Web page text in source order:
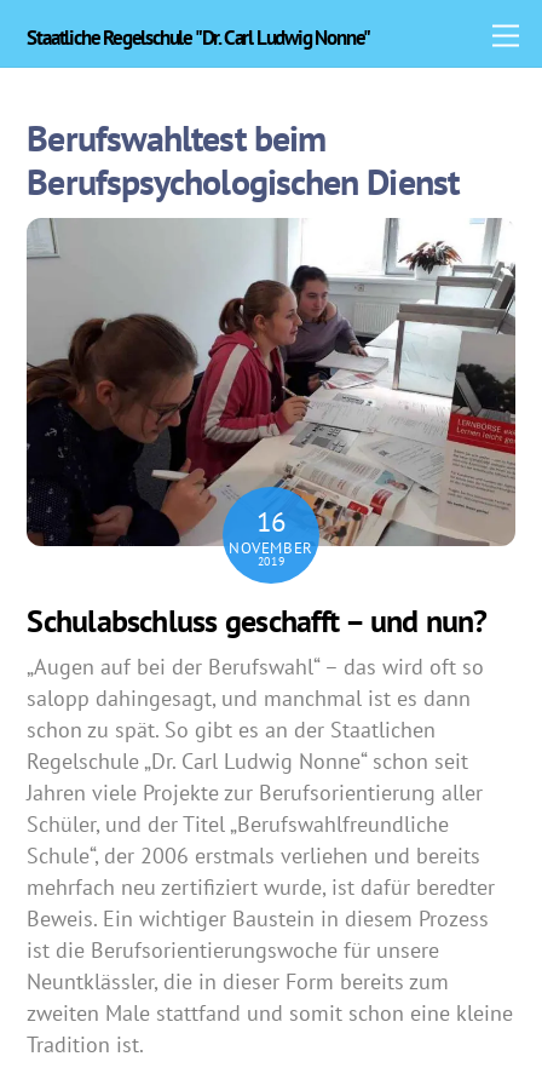
Staatliche Regelschule "Dr. Carl Ludwig Nonne"
Berufswahltest beim
Berufspsychologischen Dienst
16
NOVEMBER
2019
Schulabschluss geschafft – und nun?
„Augen auf bei der Berufswahl“ – das wird oft so
salopp dahingesagt, und manchmal ist es dann
schon zu spät. So gibt es an der Staatlichen
Regelschule „Dr. Carl Ludwig Nonne“ schon seit
Jahren viele Projekte zur Berufsorientierung aller
Schüler, und der Titel „Berufswahlfreundliche
Schule“, der 2006 erstmals verliehen und bereits
mehrfach neu zertifiziert wurde, ist dafür beredter
Beweis. Ein wichtiger Baustein in diesem Prozess
ist die Berufsorientierungswoche für unsere
Neuntklässler, die in dieser Form bereits zum
zweiten Male stattfand und somit schon eine kleine
Tradition ist.